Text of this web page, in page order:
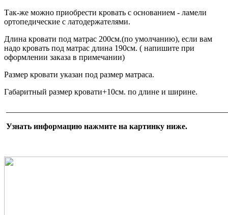
Так-же можно приобрести кровать с основанием - ламели
ортопедические с латодержателями.
Длина кровати под матрас 200см.(по умолчанию), если вам
надо кровать под матрас длина 190см. ( напишите при
оформлении заказа в примечании)
Размер кровати указан под размер матраса.
Габаритный размер кровати+10см. по длине и ширине.
Узнать информацию нажмите на картинку ниже.